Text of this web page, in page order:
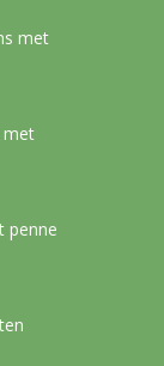
met
met
penne